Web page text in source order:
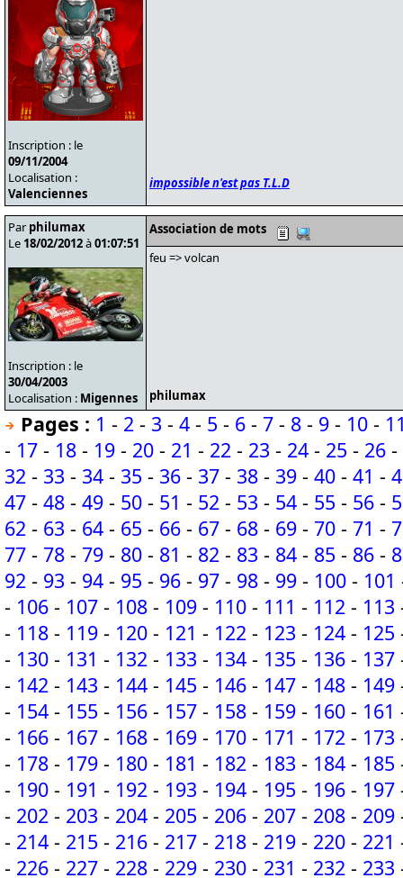
Inscription : le
09/11/2004
Localisation :
Valenciennes
impossible n'est pas T.L.D
Par philumax
Le 18/02/2012à01:07:51
Inscription : le
30/04/2003
Localisation : Migennes
Association de mots
feu => volcan
philumax
Pages : 1 - 2 - 3 - 4 - 5 - 6 - 7 - 8 - 9 - 10 -
- 17 - 18 - 19 - 20 - 21 - 22 - 23 - 24 - 25 - 26 -
32 - 33 - 34 - 35 - 36 - 37 - 38 - 39 - 40 - 41 -
47 - 48 - 49 - 50 - 51 - 52 - 53 - 54 - 55 - 56 -
62 - 63 - 64 - 65 - 66 - 67 - 68 - 69 - 70 - 71 -
77 - 78 - 79 - 80 - 81 - 82 - 83 - 84 - 85 - 86 -
92 - 93 - 94 - 95 - 96 - 97 - 98 - 99 - 100 - 101
- 106 - 107 - 108 - 109 - 110 - 111 - 112 - 113
- 118 - 119 - 120 - 121 - 122 - 123 - 124 - 125
- 130 - 131 - 132 - 133 - 134 - 135 - 136 - 137
- 142 - 143 - 144 - 145 - 146 - 147 - 148 - 149
- 154 - 155 - 156 - 157 - 158 - 159 - 160 - 161
- 166 - 167 - 168 - 169 - 170 - 171 - 172 - 173
- 178 - 179 - 180 - 181 - 182 - 183 - 184 - 185
- 190 - 191 - 192 - 193 - 194 - 195 - 196 - 197
- 202 - 203 - 204 - 205 - 206 - 207 - 208 - 209
- 214 - 215 - 216 - 217 - 218 - 219 - 220 - 221
- 226 - 227 - 228 - 229 - 230 - 231 - 232 - 233